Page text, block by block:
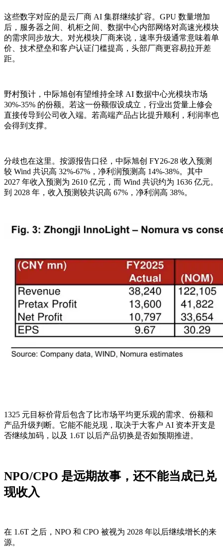
这些数字对应的是云厂商 AI 集群继续扩容。GPU 数量增加
后，服务器之间、机柜之间、数据中心内部网络对高速光模块
的需求同步放大。对光模块厂商来说，速率升级通常意味着单
价、技术壁垒和客户认证门槛提高，头部厂商更容易拉开差
距。
野村预计，中际旭创有望维持全球 AI 数据中心光模块市场
30%-35% 的份额。若这一份额假设成立，行业出货量上修会
直接传导到公司收入端。若高端产品占比提升顺利，利润率也
会得到支撑。
分歧也在这里。按源报告口径，中际旭创 FY26-28 收入预测
较 Wind 共识高 32%-67%，净利润预测高 14%-38%。其中
2027 年收入预测为 2610 亿元，而 Wind 共识约为 1636 亿元。
到 2028 年，收入预测较共识高 67%，净利润高 38%。
1325 元目标价背后包含了比市场平均更乐观的需求、份额和
产品升级判断。它能不能兑现，取决于大客户 AI 资本开支是
否继续加码，以及 1.6T 以后产品切换是否如预期推进。
NPO/CPO 是远期故事，还不能当成已兑
现收入
在 1.6T 之后，NPO 和 CPO 被视为 2028 年以后继续增长的来
源。